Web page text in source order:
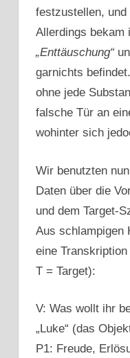
festzustellen,
Allerdings bekam
„Enttäuschung“
garnichts
ohne jede
falsche Tür an
wohinter sich
Wir benutzten
Daten über die
und dem Target-
Aus schlampigen
eine
T = Target):
V: Was wollt ihr
„Luke“ (das
P1: Freude,